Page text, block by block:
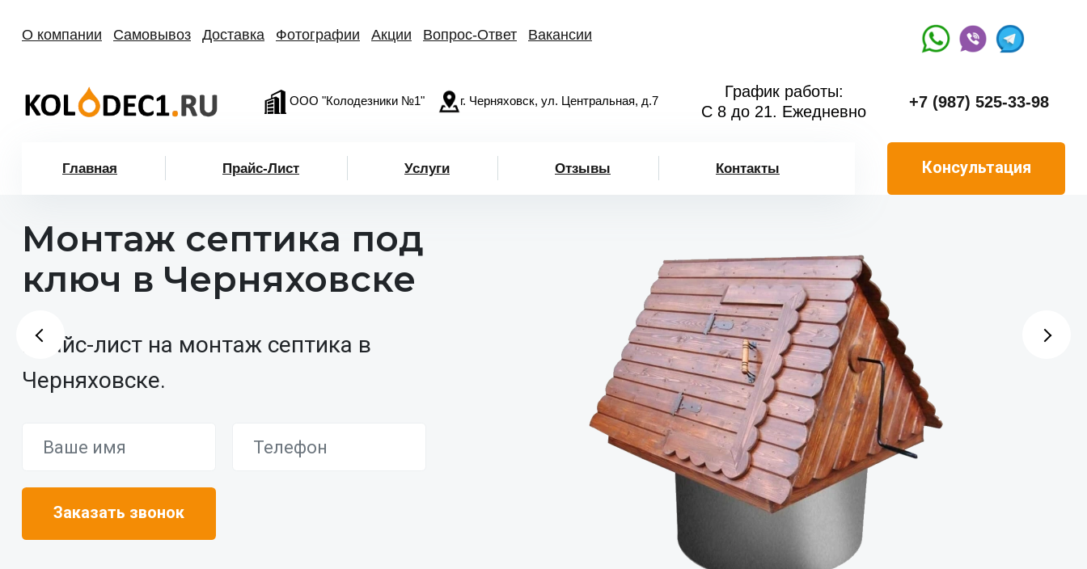
О компании Самовывоз Доставка Фотографии Акции Вопрос-Ответ Вакансии
ООО "Колодезники №1" г. Черняховск, ул. Центральная, д.7
График работы:
С 8 до 21. Ежедневно
+7 (987) 525-33-98
Главная Прайс-Лист Услуги Отзывы Контакты Консультация
Монтаж септика под
ключ в Черняховске
Прайс-лист на монтаж септика в
Черняховске.